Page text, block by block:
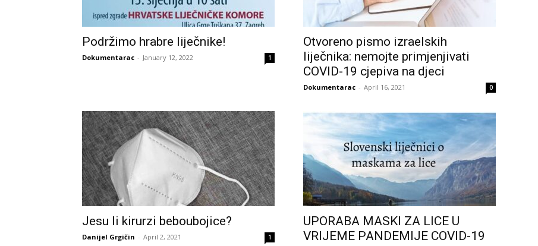
Podržimo hrabre liječnike!
Dokumentarac - January 12, 2022 1
Otvoreno pismo izraelskih
liječnika: nemojte primjenjivati
COVID-19 cjepiva na djeci
Dokumentarac - April 16, 2021 0
Jesu li kirurzi beboubojice?
Danijel Grgičin - April 2, 2021 1
UPORABA MASKI ZA LICE U
VRIJEME PANDEMIJE COVID-19